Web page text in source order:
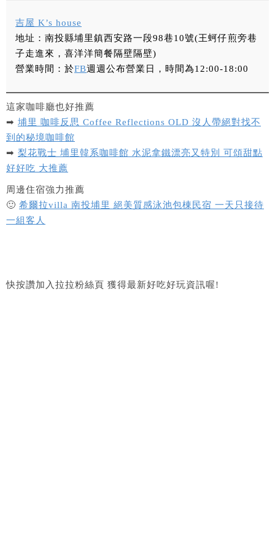
吉屋 K’s house
地址 ：南投縣埔里鎮西安路一段98巷10號(王蚵仔煎旁巷
子走進來，喜洋洋簡餐隔壁隔壁)
營業時間：於FB週週公布營業日，時間為12:00-18:00
這家咖啡廳也好推薦
➡ 埔里 咖啡反思 Coffee Reflections OLD 沒人帶絕對找不
到的秘境咖啡館
➡ 梨花戰士 埔里韓系咖啡館 水泥拿鐵漂亮又特別 可頌甜點
好好吃 大推薦
周邊住宿強力推薦
🙂 希爾拉villa 南投埔里 絕美質感泳池包棟民宿 一天只接待
一組客人
快按讚加入拉拉粉絲頁 獲得最新好吃好玩資訊喔!